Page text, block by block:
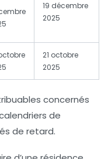
19 décembre
2025
21 octobre
2025
concernés
de
de retard.